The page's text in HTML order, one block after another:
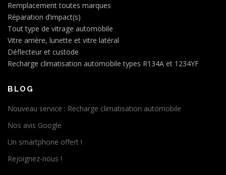
Remplacement toutes marques
Réparation d’impact(s)
Tout type de vitrage automobile
Vitre arrière, lunette et vitre latéral
Déflecteur et custode
Recharge climatisation automobile types R134A et 1234YF
BLOG
Nouveau service : Recharge climatisation automobile
Nos avis Google
Un smartphone offert !
Rejoignez-nous !